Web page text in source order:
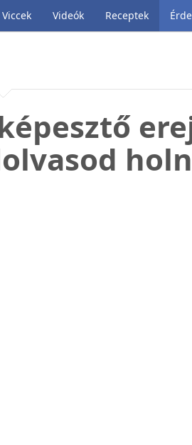
Viccek Videók Receptek